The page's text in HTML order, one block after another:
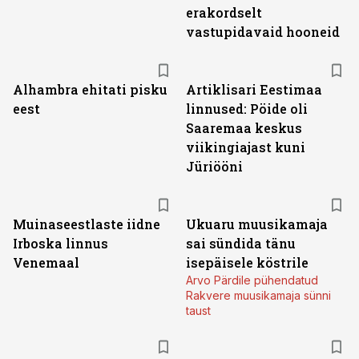
erakordselt
vastupidavaid hooneid
Alhambra ehitati pisku
eest
Artiklisari Eestimaa
linnused: Pöide oli
Saaremaa keskus
viikingiajast kuni
Jüriööni
Muinaseestlaste iidne
Irboska linnus
Venemaal
Ukuaru muusikamaja
sai sündida tänu
isepäisele köstrile
Arvo Pärdile pühendatud
Rakvere muusikamaja sünni
taust